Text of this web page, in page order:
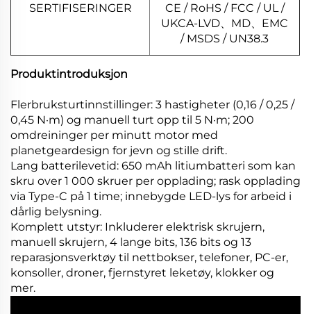
SERTIFISERINGER
CE / RoHS / FCC / UL /
UKCA-LVD、MD、EMC
/ MSDS / UN38.3
Produktintroduksjon
Flerbruksturtinnstillinger: 3 hastigheter (0,16 / 0,25 /
0,45 N·m) og manuell turt opp til 5 N·m; 200
omdreininger per minutt motor med
planetgeardesign for jevn og stille drift.
Lang batterilevetid: 650 mAh litiumbatteri som kan
skru over 1 000 skruer per opplading; rask opplading
via Type-C på 1 time; innebygde LED-lys for arbeid i
dårlig belysning.
Komplett utstyr: Inkluderer elektrisk skrujern,
manuell skrujern, 4 lange bits, 136 bits og 13
reparasjonsverktøy til nettbokser, telefoner, PC-er,
konsoller, droner, fjernstyret leketøy, klokker og
mer.